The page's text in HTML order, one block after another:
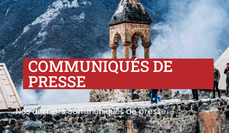
COMMUNIQUÉS DE
PRESSE
Nos derniers communiqués de presse.